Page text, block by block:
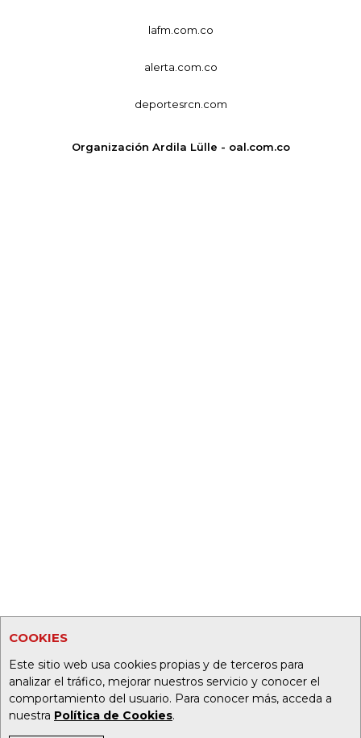
COOKIES
Este sitio web usa cookies propias y de terceros para
analizar el tráfico, mejorar nuestros servicio y conocer el
comportamiento del usuario. Para conocer más, acceda a
nuestra Política de Cookies.
lafm.com.co
alerta.com.co
deportesrcn.com
Organización Ardila Lülle - oal.com.co